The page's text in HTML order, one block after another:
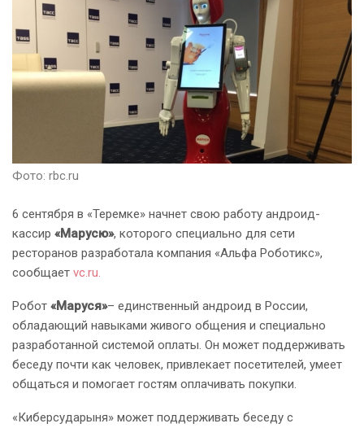
Фото: rbc.ru
6 сентября в «Теремке» начнет свою работу андроид-
кассир «Марусю», которого специально для сети
ресторанов разработала компания «Альфа Роботикс»,
сообщает vc.ru.
Робот «Маруся»– единственный андроид в России,
обладающий навыками живого общения и специально
разработанной системой оплаты. Он может поддерживать
беседу почти как человек, привлекает посетителей, умеет
общаться и помогает гостям оплачивать покупки.
«Киберсударыня» может поддерживать беседу с